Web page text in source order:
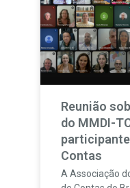
Reunião
do MMDI-
Contas
A Associação